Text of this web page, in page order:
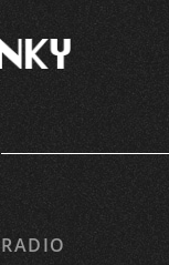
RADIO